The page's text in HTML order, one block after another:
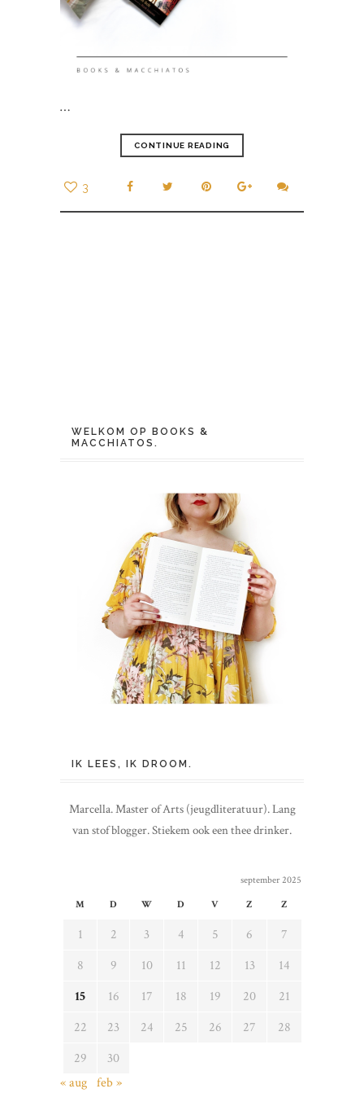
…
CONTINUE READING
3
WELKOM OP BOOKS &
MACCHIATOS.
IK LEES, IK DROOM.
Marcella. Master of Arts (jeugdliteratuur). Lang
van stof blogger. Stiekem ook een thee drinker.
september 2025
M
D W D V Z Z
1 2 3 4 5 6
7
8
9 10 11 12 13
14
15
16 17 18 19 20
21
22
23 24 25 26 27
28
29
30
« aug feb »